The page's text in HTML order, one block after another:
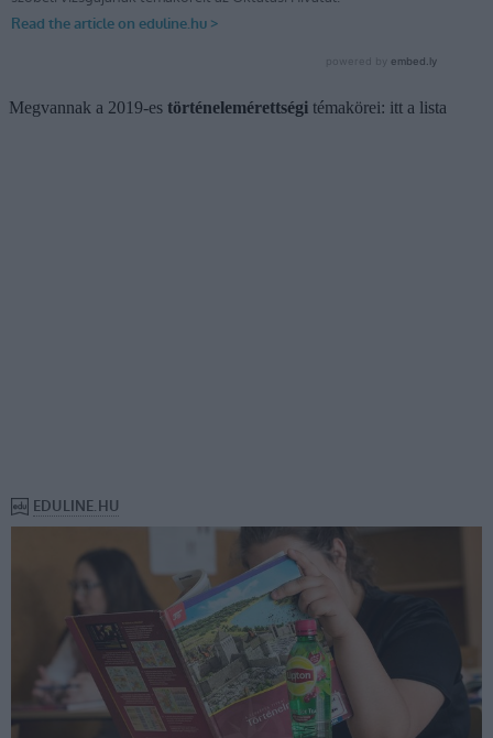
Megvannak a 2019-es történelemérettségi témakörei: itt a lista